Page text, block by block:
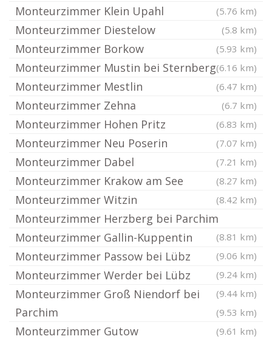
Monteurzimmer Klein Upahl (5.76 km)
Monteurzimmer Diestelow (5.8 km)
Monteurzimmer Borkow (5.93 km)
Monteurzimmer Mustin bei Sternberg(6.16 km)
Monteurzimmer Mestlin (6.47 km)
Monteurzimmer Zehna (6.7 km)
Monteurzimmer Hohen Pritz (6.83 km)
Monteurzimmer Neu Poserin (7.07 km)
Monteurzimmer Dabel (7.21 km)
Monteurzimmer Krakow am See (8.27 km)
Monteurzimmer Witzin (8.42 km)
Monteurzimmer Herzberg bei Parchim
(8.81 km)
Monteurzimmer Gallin-Kuppentin
(9.06 km)
Monteurzimmer Passow bei Lübz
(9.24 km)
Monteurzimmer Werder bei Lübz
(9.44 km)
Monteurzimmer Groß Niendorf bei
Parchim
(9.53 km)
Monteurzimmer Gutow (9.61 km)